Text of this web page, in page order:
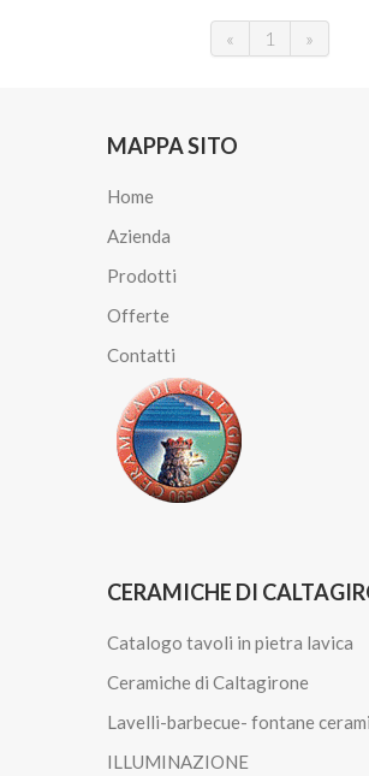
« 1 »
MAPPA SITO
Home
Azienda
Prodotti
Offerte
Contatti
CERAMICHE DI
Catalogo tavoli in pietra lavica
Ceramiche di Caltagirone
Lavelli-barbecue- fontane
ILLUMINAZIONE